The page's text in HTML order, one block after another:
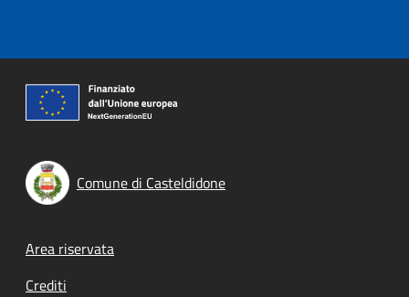
Comune di Casteldidone
Footer menu
Area riservata
Crediti